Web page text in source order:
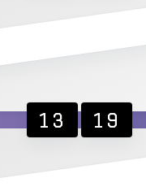
13 19